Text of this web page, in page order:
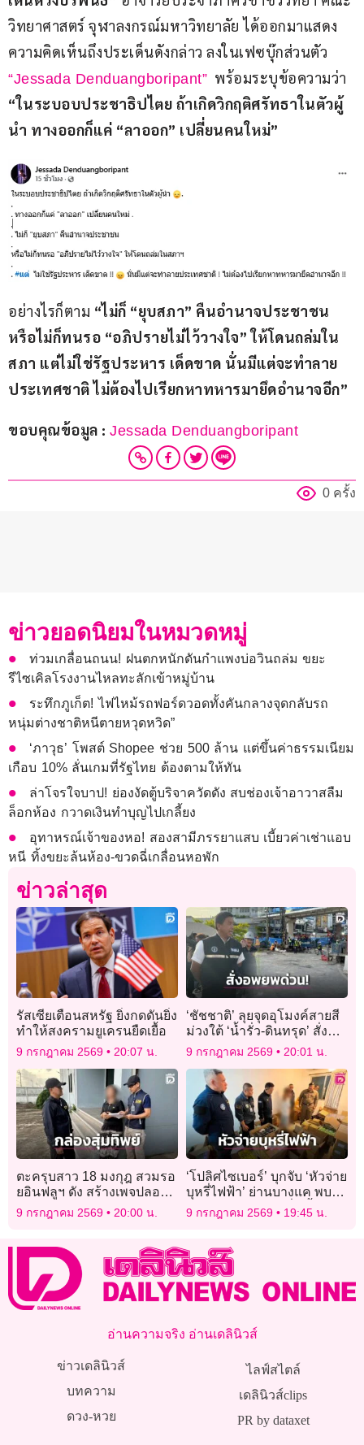
วิทยาศาสตร์ จุฬาลงกรณ์มหาวิทยาลัย ได้ออกมาแสดง
ความคิดเห็นถึงประเด็นดังกล่าว ลงในเฟซบุ๊กส่วนตัว
“Jessada Denduangboripant” พร้อมระบุข้อความว่า
“ในระบอบประชาธิปไตย ถ้าเกิดวิกฤติศรัทธาในตัวผู้
นำ ทางออกก็แค่ “ลาออก” เปลี่ยนคนใหม่”
อย่างไรก็ตาม “ไม่ก็ “ยุบสภา” คืนอำนาจประชาชน
หรือไม่ก็ทนรอ “อภิปรายไม่ไว้วางใจ” ให้โดนถล่มใน
สภา แต่ไม่ใช่รัฐประหาร เด็ดขาด นั่นมีแต่จะทำลาย
ประเทศชาติ ไม่ต้องไปเรียกหาทหารมายึดอำนาจอีก”
ขอบคุณข้อมูล : Jessada Denduangboripant
0 ครั้ง
ข่าวยอดนิยมในหมวดหมู่
ท่วมเกลื่อนถนน! ฝนตกหนักดันกำแพงบ่อวินถล่ม ขยะ
รีไซเคิลโรงงานไหลทะลักเข้าหมู่บ้าน
ระทึกภูเก็ต! ไฟไหม้รถฟอร์ดวอดทั้งคันกลางจุดกลับรถ
หนุ่มต่างชาติหนีตายหวุดหวิด”
‘ภาวุธ’ โพสต์ Shopee ช่วย 500 ล้าน แต่ขึ้นค่าธรรมเนียม
เกือบ 10% ลั่นเกมที่รัฐไทย ต้องตามให้ทัน
ล่าโจรใจบาป! ย่องงัดตู้บริจาควัดดัง สบช่องเจ้าอาวาสลืม
ล็อกห้อง กวาดเงินทำบุญไปเกลี้ยง
อุทาหรณ์เจ้าของหอ! สองสามีภรรยาแสบ เบี้ยวค่าเช่าแอบ
หนี ทิ้งขยะล้นห้อง-ขวดฉี่เกลื่อนหอพัก
ข่าวล่าสุด
รัสเซียเตือนสหรัฐ ยิ่งกดดันยิ่ง
ทำให้สงครามยูเครนยืดเยื้อ
9 กรกฎาคม 2569 20:07 น.
‘ชัชชาติ’ ลุยจุดอุโมงค์สายสี
ม่วงใต้ ‘น้ำรั่ว-ดินทรุด’ สั่ง
อพยพด่วนผู้พักอาศัยรัศมี 30
9 กรกฎาคม 2569 20:01 น.
ตะครุบสาว 18 มงกุฎ สวมรอ
ยอินฟลูฯ ดัง สร้างเพจปลอม
หลอกขายกล่องสุ่มทิพย์
9 กรกฎาคม 2569 20:00 น.
‘โปลิศไซเบอร์’ บุกจับ ‘หัวจ่าย
บุหรี่ไฟฟ้า’ ย่านบางแค พบ
ของกลางกว่า 5 หมื่นชิ้น
9 กรกฎาคม 2569 19:45 น.
อ่านความจริง อ่านเดลินิวส์
ข่าวเดลินิวส์
บทความ
ดวง-หวย
ไลฟ์สไตล์
เดลินิวส์clips
PR by dataxet